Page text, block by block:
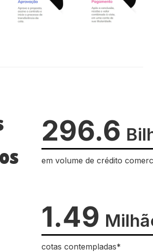
296.6
em volume de crédito
1.49
cotas contempladas*